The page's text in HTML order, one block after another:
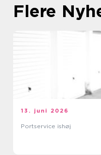
Flere
13. juni 2026
Portservice ishøj